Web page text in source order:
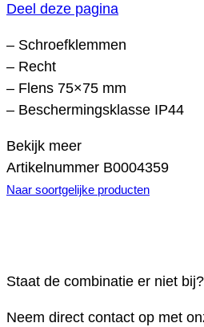
Deel deze pagina
– Schroefklemmen
– Recht
– Flens 75×75 mm
– Beschermingsklasse IP44
Bekijk meer
Artikelnummer B0004359
Naar soortgelijke producten
Staat de combinatie er niet bij?
Neem direct contact op met